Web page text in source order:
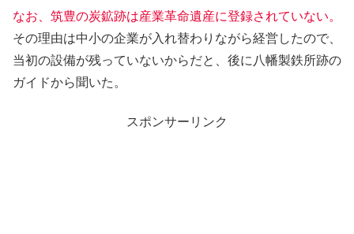
なお、筑豊の炭鉱跡は産業革命遺産に登録されていない。
その理由は中小の企業が入れ替わりながら経営したので、
当初の設備が残っていないからだと、後に八幡製鉄所跡の
ガイドから聞いた。
スポンサーリンク